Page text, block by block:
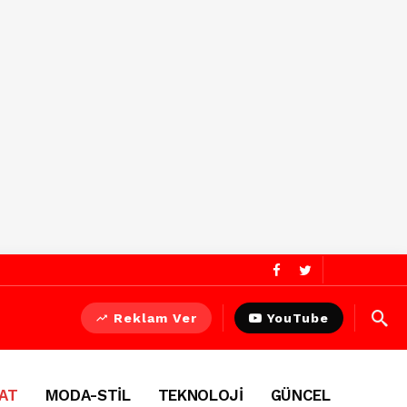
Reklam Ver YouTube
MODA-STİL TEKNOLOJİ
GÜNCEL